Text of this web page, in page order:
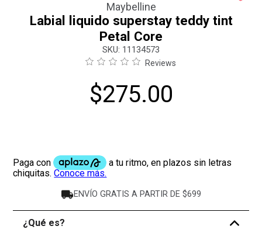
Maybelline
Labial liquido superstay teddy tint
Petal Core
: 11134573
Reviews
$275.00
ENVÍO GRATIS A PARTIR DE $699
¿Qué es?
-